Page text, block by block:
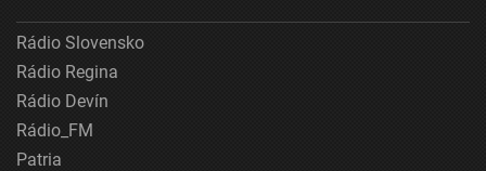
Rádio Slovensko
Rádio Regina
Rádio Devín
Rádio_FM
Patria